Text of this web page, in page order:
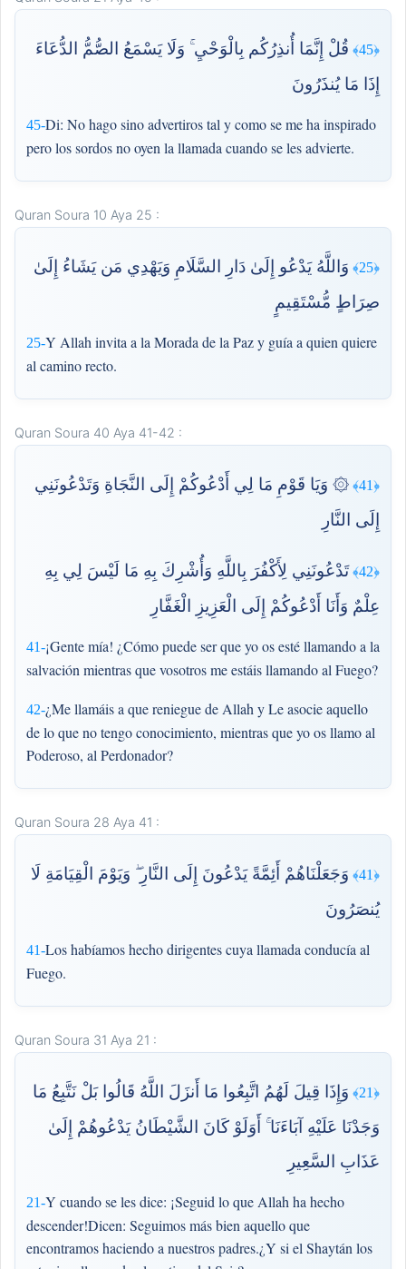
﴿45﴾
قُلْ إِنَّمَا أُنذِرُكُم بِالْوَحْيِ ۚ وَلَا يَسْمَعُ الصُّمُّ الدُّعَاءَ
إِذَا مَا يُنذَرُونَ
45-Di: No hago sino advertiros tal y como se me ha inspirado
pero los sordos no oyen la llamada cuando se les advierte.
Quran Soura 10 Aya 25 :
﴿25﴾
وَاللَّهُ يَدْعُو إِلَىٰ دَارِ السَّلَامِ وَيَهْدِي مَن يَشَاءُ إِلَىٰ
صِرَاطٍ مُّسْتَقِيمٍ
25-Y Allah invita a la Morada de la Paz y guía a quien quiere
al camino recto.
Quran Soura 40 Aya 41-42 :
﴿41﴾
۞ وَيَا قَوْمِ مَا لِي أَدْعُوكُمْ إِلَى النَّجَاةِ وَتَدْعُونَنِي
إِلَى النَّارِ
41-¡Gente mía! ¿Cómo puede ser que yo os esté llamando a la
salvación mientras que vosotros me estáis llamando al Fuego?
﴿42﴾
تَدْعُونَنِي لِأَكْفُرَ بِاللَّهِ وَأُشْرِكَ بِهِ مَا لَيْسَ لِي بِهِ
عِلْمٌ وَأَنَا أَدْعُوكُمْ إِلَى الْعَزِيزِ الْغَفَّارِ
42-¿Me llamáis a que reniegue de Allah y Le asocie aquello
de lo que no tengo conocimiento, mientras que yo os llamo al
Poderoso, al Perdonador?
Quran Soura 28 Aya 41 :
﴿41﴾
وَجَعَلْنَاهُمْ أَئِمَّةً يَدْعُونَ إِلَى النَّارِ ۖ وَيَوْمَ الْقِيَامَةِ لَا
يُنصَرُونَ
41-Los habíamos hecho dirigentes cuya llamada conducía al
Fuego.
Quran Soura 31 Aya 21 :
﴿21﴾
وَإِذَا قِيلَ لَهُمُ اتَّبِعُوا مَا أَنزَلَ اللَّهُ قَالُوا بَلْ نَتَّبِعُ مَا
وَجَدْنَا عَلَيْهِ آبَاءَنَا ۚ أَوَلَوْ كَانَ الشَّيْطَانُ يَدْعُوهُمْ إِلَىٰ
عَذَابِ السَّعِيرِ
21-Y cuando se les dice: ¡Seguid lo que Allah ha hecho
descender!Dicen: Seguimos más bien aquello que
encontramos haciendo a nuestros padres.¿Y si el Shaytán los